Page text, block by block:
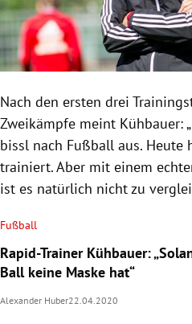
Nach den ersten drei
Zweikämpfe meint Kühbauer:
bissl nach Fußball aus.
trainiert. Aber mit einem
ist es natürlich nicht zu
Fußball
Rapid-Trainer Kühbauer:
Ball keine Maske hat“
Alexander Huber22.04.2020